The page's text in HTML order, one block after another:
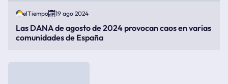
elTiempo 19 ago 2024
Las DANA de agosto de 2024 provocan caos en varias
comunidades de España